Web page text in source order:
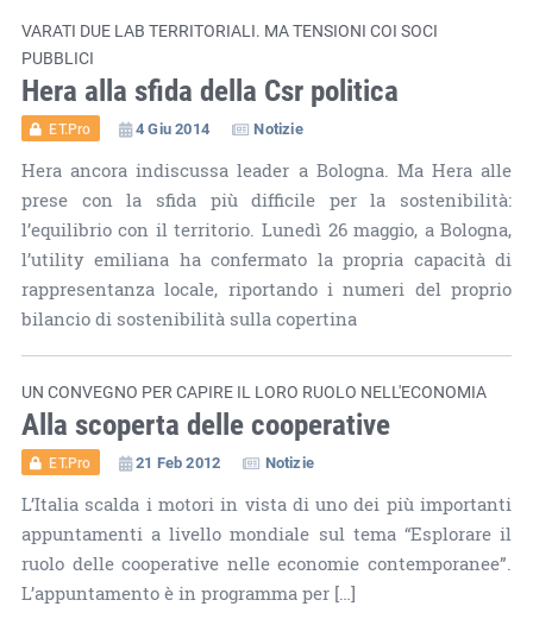
VARATI DUE LAB TERRITORIALI. MA TENSIONI COI SOCI
PUBBLICI
Hera alla sfida della Csr politica
ET.Pro 4 Giu 2014 Notizie
Hera ancora indiscussa leader a Bologna. Ma Hera alle
prese con la sfida più difficile per la sostenibilità:
l’equilibrio con il territorio. Lunedì 26 maggio, a Bologna,
l’utility emiliana ha confermato la propria capacità di
rappresentanza locale, riportando i numeri del proprio
bilancio di sostenibilità sulla copertina
UN CONVEGNO PER CAPIRE IL LORO RUOLO NELL'ECONOMIA
Alla scoperta delle cooperative
ET.Pro 21 Feb 2012 Notizie
L’Italia scalda i motori in vista di uno dei più importanti
appuntamenti a livello mondiale sul tema “Esplorare il
ruolo delle cooperative nelle economie contemporanee”.
L’appuntamento è in programma per […]